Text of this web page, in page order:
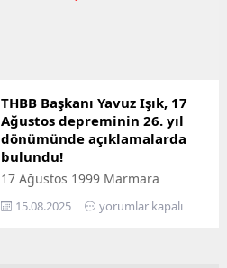
THBB Başkanı Yavuz Işık, 17
Ağustos depreminin 26. yıl
dönümünde açıklamalarda
bulundu!
17 Ağustos 1999 Marmara
Depremi’nin 26. yıl dönümünde
açıklamada bulunan Türkiye
15.08.2025 yorumlar kapalı